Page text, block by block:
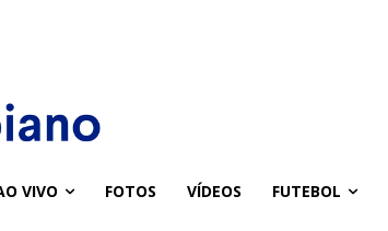
VIVO FOTOS VÍDEOS FUTEBOL